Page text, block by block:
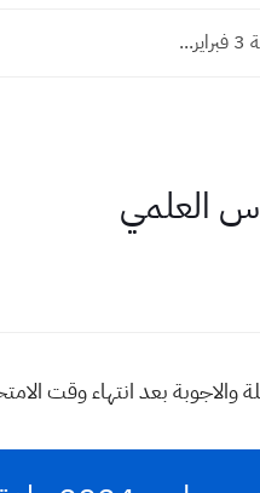
والاجوبة بعد انتهاء وقت